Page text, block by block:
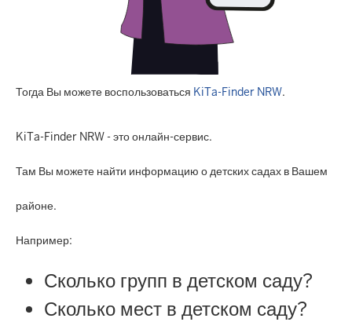
Тогда Вы можете воспользоваться KiTa-Finder NRW.
KiTa-Finder NRW - это онлайн-сервис.
Там Вы можете найти информацию о детских садах в Вашем
районе.
Например:
Сколько групп в детском саду?
Сколько мест в детском саду?